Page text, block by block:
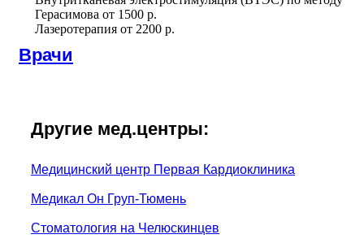
Герасимова от 1500 р.
Лазеротерапия от 2200 р.
Врачи
Другие мед.центры:
Медицинский центр Первая Кардиоклиника
Медикал Он Груп-Тюмень
Стоматология на Челюскинцев